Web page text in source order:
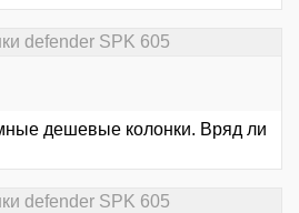
defender SPK 605
дешевые колонки. Вряд ли
defender SPK 605